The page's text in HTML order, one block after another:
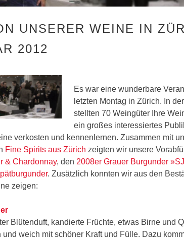
UNSERER WEINE IN
2012
Es war eine wunderbare
letzten Montag in Zürich. In
stellten 70 Weingüter Ihre
ein großes interessiertes
verkosten und kennenlernen. Zusammen mit
Fine Spirits aus Zürich zeigten wir unsere
& Chardonnay, den 2008er Grauer Burgunder
. Zusätzlich konnten wir aus den
zeigen:
Blütenduft, kandierte Früchte, etwas Birne und
weich mit schöner Kraft und Fülle. Dazu